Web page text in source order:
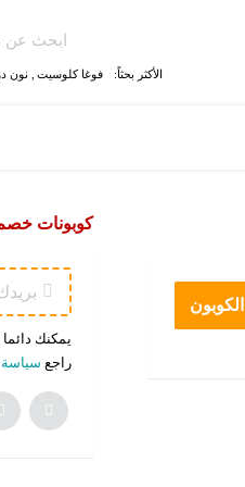
الأكثر بحثاً: فوغا كلوسيت نون
كوبونات خصم
يمكنك دائما
راجع